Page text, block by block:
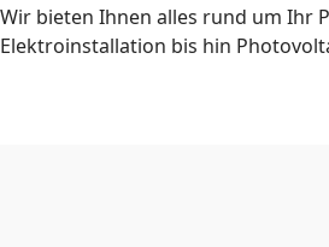
Wir bieten Ihnen alles rund um Ihr
Elektroinstallation bis hin